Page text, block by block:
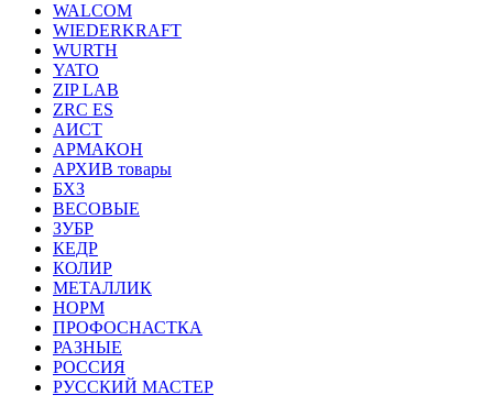
WALCOM
WIEDERKRAFT
WURTH
YATO
ZIP LAB
ZRC ES
АИСТ
АРМАКОН
АРХИВ товары
БХЗ
ВЕСОВЫЕ
ЗУБР
КЕДР
КОЛИР
МЕТАЛЛИК
НОРМ
ПРОФОСНАСТКА
РАЗНЫЕ
РОССИЯ
РУССКИЙ МАСТЕР